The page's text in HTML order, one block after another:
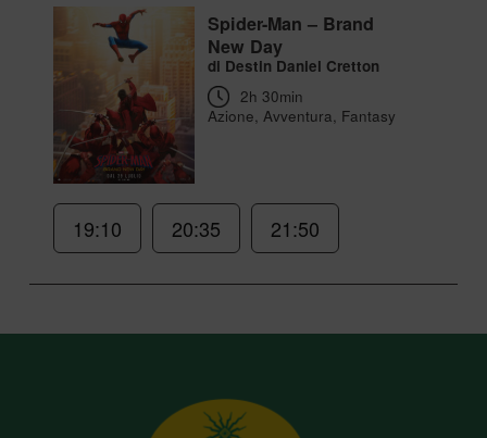
Spider-Man – Brand
New Day
di Destin Daniel Cretton
2h 30min
Azione, Avventura, Fantasy
19:10 20:35 21:50